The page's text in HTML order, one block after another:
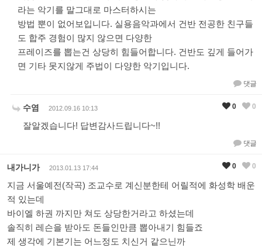
라는 악기를 말그대로 마스터하시는
방법 뿐이 없어보입니다. 실용음악과에서 건반 전공한 친구들
도 합주 경험이 많지 않으면 다양한
프레이즈를 뽑는건 상당히 힘들어합니다. 건반도 깊게 들어가
면 기타 못지않게 주법이 다양한 악기입니다.
댓글
수염 2012.09.16 10:13
잘알겠습니다! 답변감사드립니다~!!
댓글
0 0
내가니가 2013.01.13 17:44
지금 서울예전(작곡) 조교수로 계신분한테 어릴적에 화성학 배운
적 있는데
바이엘 하권 까지만 쳐도 상당한거라고 하셨는데
솔직히 레슨을 받아도 돈들인만큼 뽑아내기 힘들죠
제 생각에 기본기는 어느정도 치신거 같으닌까
0 0